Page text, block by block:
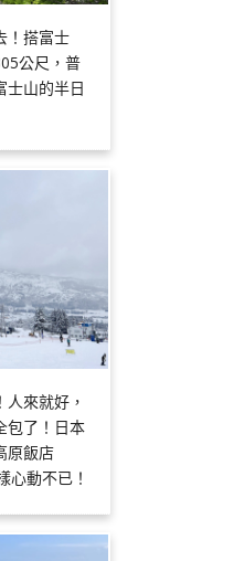
！搭富士
公尺，普
士山的半日
來就好，
包了！日本
原飯店
動不已！